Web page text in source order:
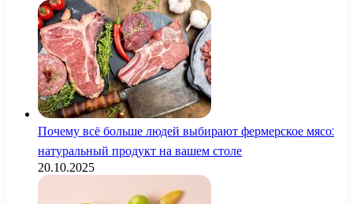
Почему всё больше людей выбирают фермерское мясо:
натуральный продукт на вашем столе
20.10.2025